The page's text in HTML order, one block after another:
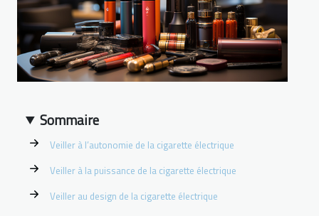
Sommaire
Veiller à l’autonomie de la cigarette électrique
Veiller à la puissance de la cigarette électrique
Veiller au design de la cigarette électrique